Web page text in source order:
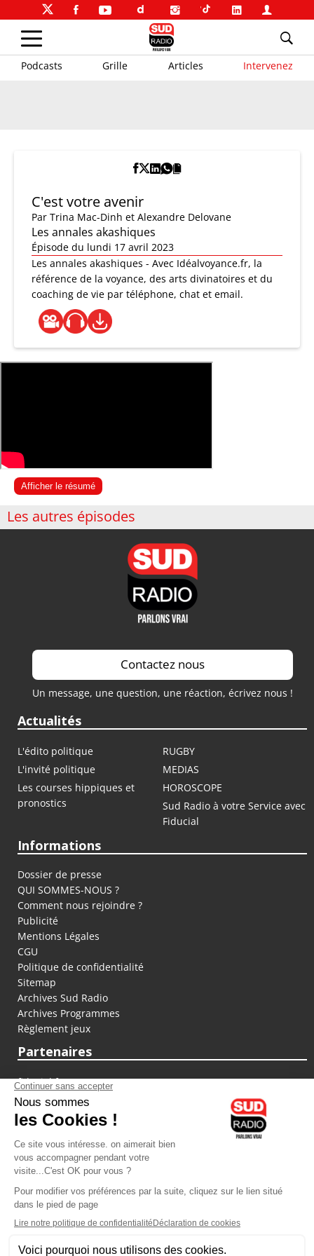
Podcasts Grille Articles Intervenez
C'est votre avenir
Par Trina Mac-Dinh et Alexandre Delovane
Les annales akashiques
Épisode du lundi 17 avril 2023
Les annales akashiques - Avec Idéalvoyance.fr, la
référence de la voyance, des arts divinatoires et du
coaching de vie par téléphone, chat et email.
Afficher le résumé
Les autres épisodes
Contactez nous
Un message, une question, une réaction, écrivez nous !
Actualités
L'édito politique
RUGBY
L'invité politique
MEDIAS
Les courses hippiques et
pronostics
HOROSCOPE
Sud Radio à votre Service avec
Fiducial
Informations
Dossier de presse
QUI SOMMES-NOUS ?
Comment nous rejoindre ?
Publicité
Mentions Légales
CGU
Politique de confidentialité
Sitemap
Archives Sud Radio
Archives Programmes
Règlement jeux
Partenaires
fiducial.fr
lyoncapitale.fr
olympique-et-lyonnais.com
L'application Iphone / Android
Téléchargez l'application
Les cookies
Gestion des cookies